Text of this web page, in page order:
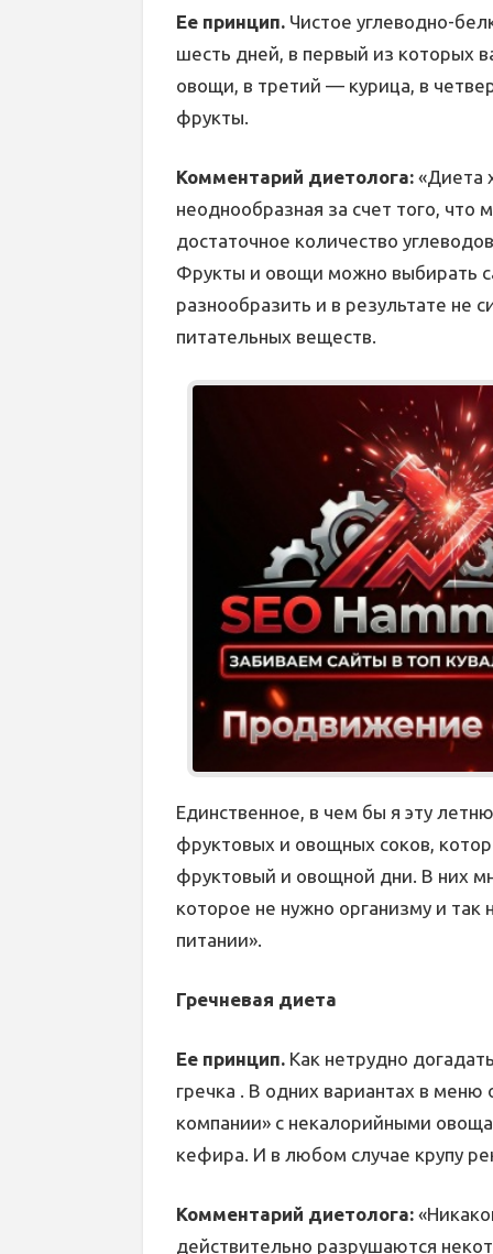
Ее принцип. Чистое углеводно-
шесть дней, в первый из которых
овощи, в третий — курица, в
фрукты.
Комментарий диетолога: «Диета
неоднообразная за счет того,
достаточное количество
Фрукты и овощи можно выбирать
разнообразить и в результате не
питательных веществ.
Единственное, в чем бы я эту
фруктовых и овощных соков,
фруктовый и овощной дни. В них
которое не нужно организму и так
питании».
Гречневая диета
Ее принцип. Как нетрудно
гречка . В одних вариантах в
компании» с некалорийными
кефира. И в любом случае крупу
Комментарий диетолога:
действительно разрушаются